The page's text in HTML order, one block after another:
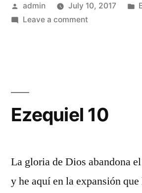
Posted
by
admin July 10, 2017
Leave a commenton
Ezequiel 10
La gloria de Dios abandona
y he aquí en la expansión